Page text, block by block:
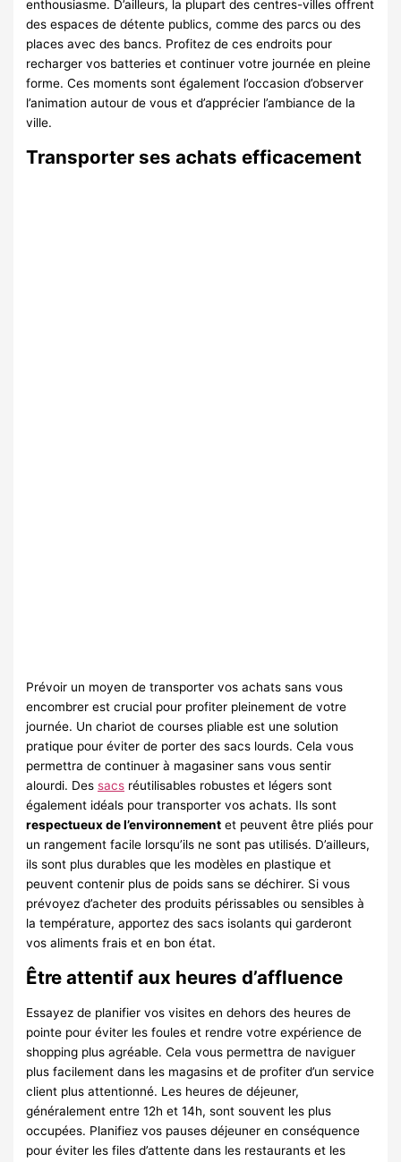
enthousiasme. D’ailleurs, la plupart des centres-villes offrent
des espaces de détente publics, comme des parcs ou des
places avec des bancs. Profitez de ces endroits pour
recharger vos batteries et continuer votre journée en pleine
forme. Ces moments sont également l’occasion d’observer
l’animation autour de vous et d’apprécier l’ambiance de la
ville.
Transporter ses achats efficacement
Prévoir un moyen de transporter vos achats sans vous
encombrer est crucial pour profiter pleinement de votre
journée. Un chariot de courses pliable est une solution
pratique pour éviter de porter des sacs lourds. Cela vous
permettra de continuer à magasiner sans vous sentir
alourdi. Dessacs réutilisables robustes et légers sont
également idéals pour transporter vos achats. Ils sont
respectueux de l’environnement et peuvent être pliés pour
un rangement facile lorsqu’ils ne sont pas utilisés. D’ailleurs,
ils sont plus durables que les modèles en plastique et
peuvent contenir plus de poids sans se déchirer. Si vous
prévoyez d’acheter des produits périssables ou sensibles à
la température, apportez des sacs isolants qui garderont
vos aliments frais et en bon état.
Être attentif aux heures d’affluence
Essayez de planifier vos visites en dehors des heures de
pointe pour éviter les foules et rendre votre expérience de
shopping plus agréable. Cela vous permettra de naviguer
plus facilement dans les magasins et de profiter d’un service
client plus attentionné. Les heures de déjeuner,
généralement entre 12h et 14h, sont souvent les plus
occupées. Planifiez vos pauses déjeuner en conséquence
pour éviter les files d’attente dans les restaurants et les